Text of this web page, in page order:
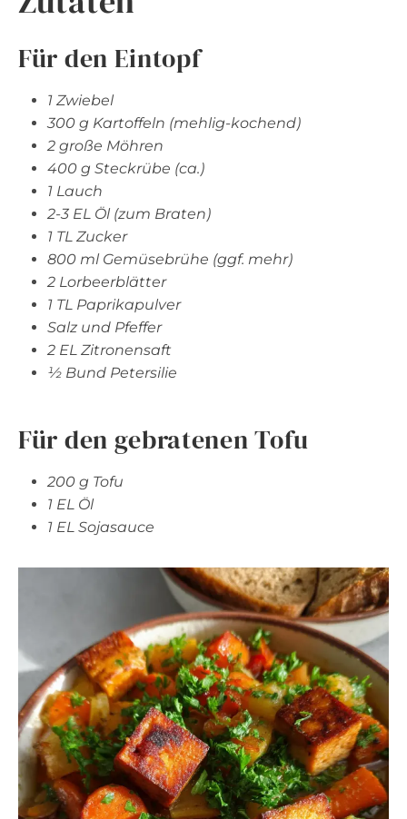
Für den Eintopf
1 Zwiebel
300 g Kartoffeln (mehlig-kochend)
2 große Möhren
400 g Steckrübe (ca.)
1 Lauch
2-3 EL Öl (zum Braten)
1 TL Zucker
800 ml Gemüsebrühe (ggf. mehr)
2 Lorbeerblätter
1 TL Paprikapulver
Salz und Pfeffer
2 EL Zitronensaft
½ Bund Petersilie
Für den gebratenen Tofu
200 g Tofu
1 EL Öl
1 EL Sojasauce